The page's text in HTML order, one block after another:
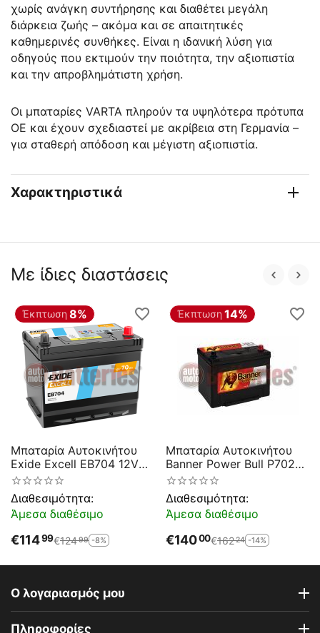
χωρίς ανάγκη συντήρησης και διαθέτει μεγάλη
διάρκεια ζωής – ακόμα και σε απαιτητικές
καθημερινές συνθήκες. Είναι η ιδανική λύση για
οδηγούς που εκτιμούν την ποιότητα, την αξιοπιστία
και την απροβλημάτιστη χρήση.
Οι μπαταρίες VARTA πληρούν τα υψηλότερα πρότυπα
OE και έχουν σχεδιαστεί με ακρίβεια στη Γερμανία –
για σταθερή απόδοση και μέγιστη αξιοπιστία.
Χαρακτηριστικά
Με ίδιες διαστάσεις
Έκπτωση 8%
Μπαταρία Αυτοκινήτου
Exide Excell EB704 12V
70AH 540EN A-Εκκίνησης
Διαθεσιμότητα:
Άμεσα διαθέσιμο
€11499€12499 -8%
Έκπτωση 14%
Μπαταρία Αυτοκινήτου
Banner Power Bull P7029
12V 70AH-600EN A-
Εκκίνησης
Διαθεσιμότητα:
Άμεσα διαθέσιμο
€14000€16224 -14%
Ο λογαριασμός μου
Πληροφορίες